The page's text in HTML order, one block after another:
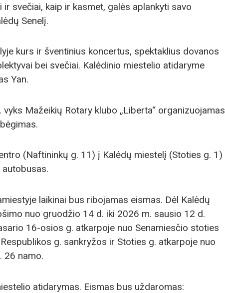
svečiai, kaip ir kasmet, galės aplankyti savo
Senelį.
kurs ir šventinius koncertus, spektaklius dovanos
bei svečiai. Kalėdinio miestelio atidaryme
Yan.
Mažeikių Rotary klubo „Liberta“ organizuojamas
(Naftininkų g. 11) į Kalėdų miestelį (Stoties g. 1)
laikinai bus ribojamas eismas. Dėl Kalėdų
nuo gruodžio 14 d. iki 2026 m. sausio 12 d.
16-osios g. atkarpoje nuo Senamiesčio stoties
g. sankryžos ir Stoties g. atkarpoje nuo
26 namo.
atidarymas. Eismas bus uždaromas: